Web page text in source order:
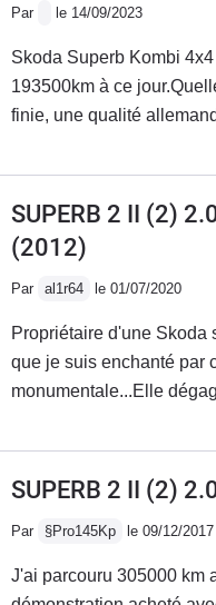
consommant environ 6
bonne routière familiale.
fiabilité des voitures
Par le 14/09/2023
Skoda Superb Kombi
193500km à ce
finie, une qualité
toute cette lumière, et
Discret au niveau sonore
jolies jantes dans cette
cette bohème19/20..
SUPERB 2 II (2)
(2012)
Par al1r64 le 01/07/2020
Propriétaire d'une Skoda
que je suis enchanté par
monumentale...Elle
dsg,faire les vidanges de
moment,un entretien
une routière qui n'aime
ma 3eme Skoda et se ne
on fais un choix
gamme, n'est pas
SUPERB 2 II (2)
Par §Pro145Kp le 09/12/2017
J'ai parcouru 305000 km